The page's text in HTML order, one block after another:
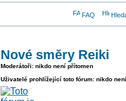
FAQ
Nové směry Reiki
Moderátoři: nikdo není přítomen
Uživatelé prohlížející toto fórum: nikdo